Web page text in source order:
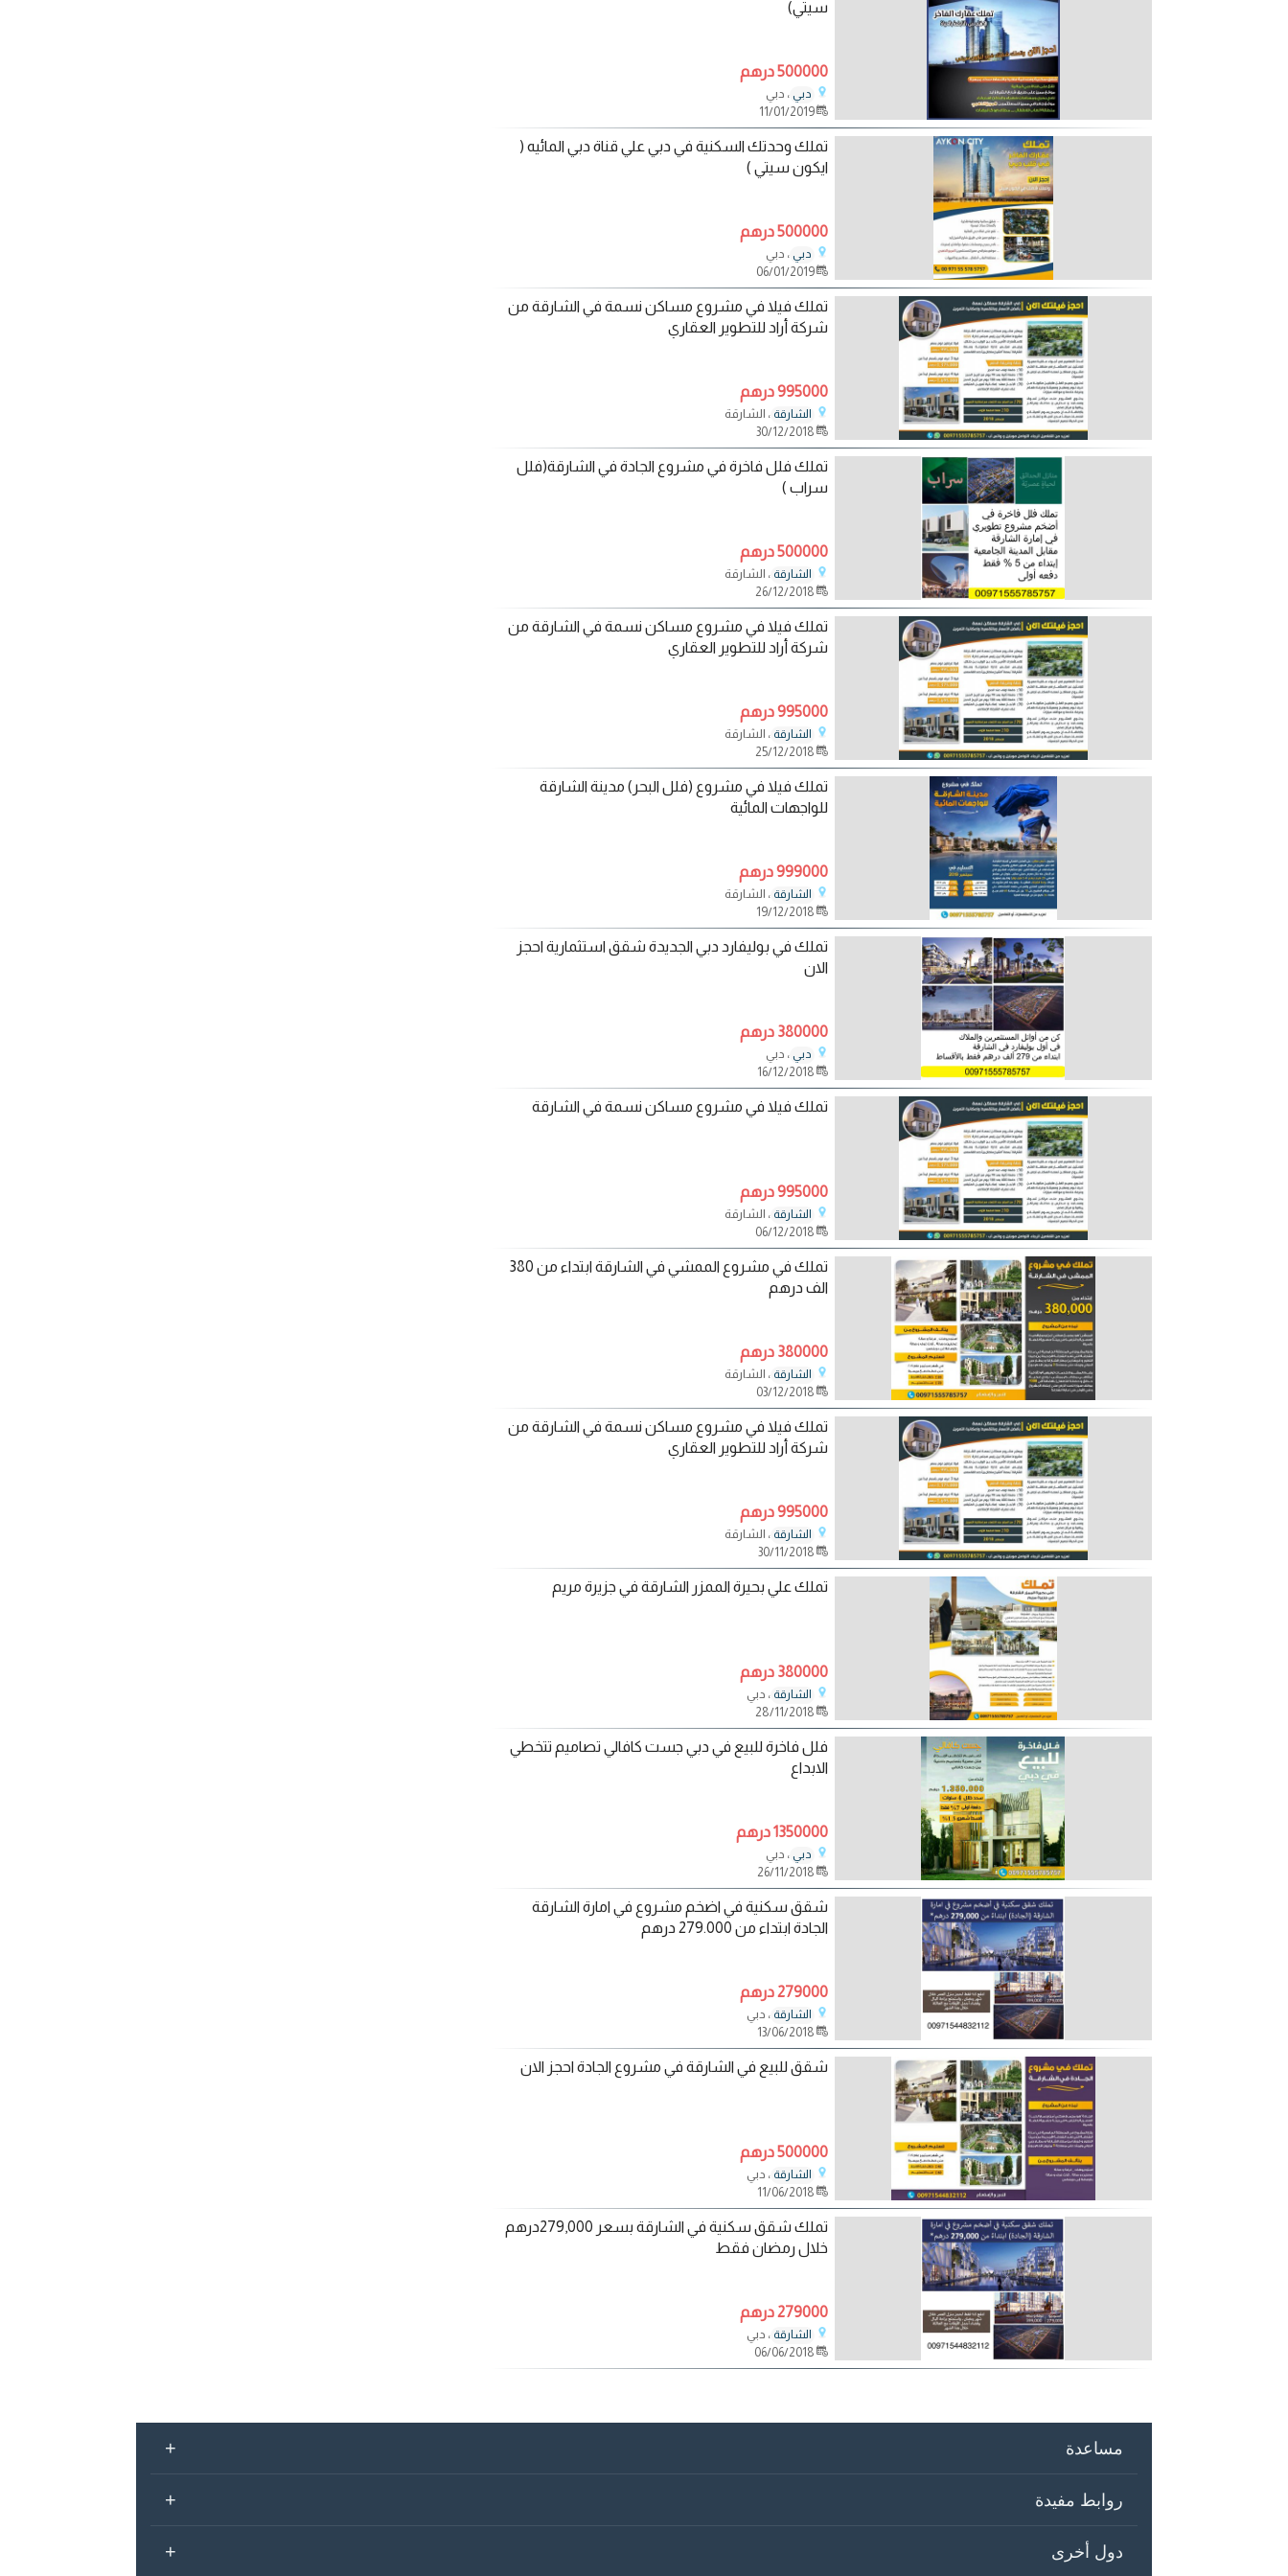
سيتي)
500000 درهم
دبي ، دبي
11/01/2019
تملك وحدتك السكنية في دبي علي قناة دبي المائيه (
ايكون سيتي )
500000 درهم
دبي ، دبي
06/01/2019
تملك فيلا في مشروع مساكن نسمة في الشارقة من
شركة أراد للتطوير العقاري
995000 درهم
الشارقة ، الشارقة
تملك فلل فاخرة في مشروع الجادة في الشارقة(فلل
سراب )
500000 درهم
الشارقة ، الشارقة
تملك فيلا في مشروع مساكن نسمة في الشارقة من
شركة أراد للتطوير العقاري
995000 درهم
الشارقة ، الشارقة
تملك فيلا في مشروع (فلل البحر) مدينة الشارقة
للواجهات المائية
999000 درهم
الشارقة ، الشارقة
تملك في بوليفارد دبي الجديدة شقق استثمارية احجز
الان
380000 درهم
دبي ، دبي
تملك فيلا في مشروع مساكن نسمة في الشارقة
995000 درهم
الشارقة ، الشارقة
تملك في مشروع الممشي في الشارقة ابتداء من 380
الف درهم
380000 درهم
الشارقة ، الشارقة
تملك فيلا في مشروع مساكن نسمة في الشارقة من
شركة أراد للتطوير العقاري
995000 درهم
الشارقة ، الشارقة
تملك علي بحيرة الممزر الشارقة في جزيرة مريم
380000 درهم
الشارقة ، دبي
فلل فاخرة للبيع في دبي جست كافالي تصاميم تتخطي
الابداع
1350000 درهم
دبي ، دبي
شقق سكنية في اضخم مشروع في امارة الشارقة
الجادة ابتداء من 279.000 درهم
279000 درهم
الشارقة ، دبي
شقق للبيع في الشارقة في مشروع الجادة احجز الان
500000 درهم
الشارقة ، دبي
تملك شقق سكنية في الشارقة بسعر 279,000درهم
خلال رمضان فقط
279000 درهم
الشارقة ، دبي
مساعدة +
روابط مفيدة +
دول أخرى +